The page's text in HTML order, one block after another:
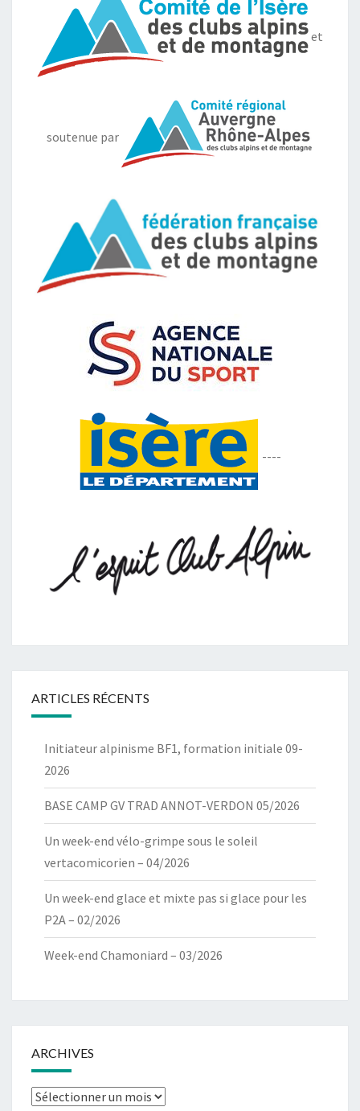
et
soutenue par
----
ARTICLES RÉCENTS
Initiateur alpinisme BF1, formation initiale 09-
2026
BASE CAMP GV TRAD ANNOT-VERDON 05/2026
Un week-end vélo-grimpe sous le soleil
vertacomicorien – 04/2026
Un week-end glace et mixte pas si glace pour les
P2A – 02/2026
Week-end Chamoniard – 03/2026
ARCHIVES
Archives